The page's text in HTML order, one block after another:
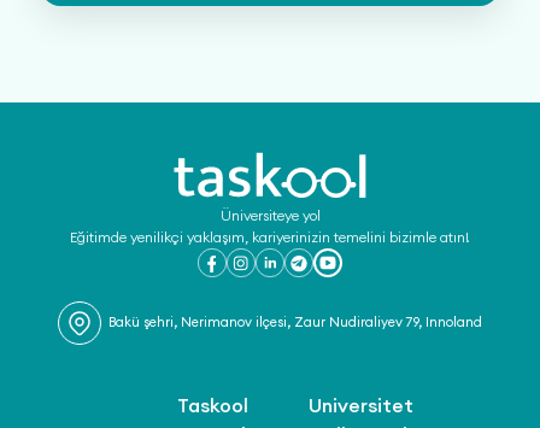
Üniversiteye yol
Eğitimde yenilikçi yaklaşım, kariyerinizin temelini bizimle atın!
Bakü şehri, Nerimanov ilçesi, Zaur Nudiraliyev 79, Innoland
Taskool
Universitet